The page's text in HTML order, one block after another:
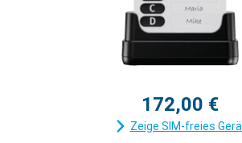
172,00 €
Zeige SIM-freies